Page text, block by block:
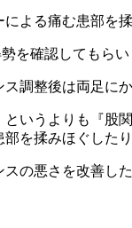
よる痛む患部を
を確認してもらい
ス調整後は両足に
というよりも『
を揉みほぐした
スの悪さを改善し